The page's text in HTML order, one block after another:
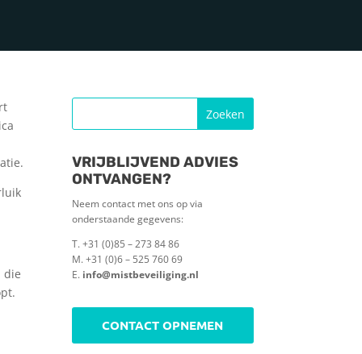
die
VRIJBLIJVEND ADVIES
ONTVANGEN?
Neem contact met ons op via
onderstaande gegevens:
T. +31 (0)85 – 273 84 86
M. +31 (0)6 – 525 760 69
E. info@mistbeveiliging.nl
CONTACT OPNEMEN